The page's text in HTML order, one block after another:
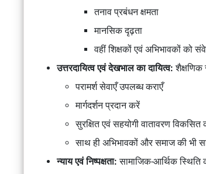
तनाव प्रबंधन क्षमता
मानसिक दृढ़ता
वहीं शिक्षकों एवं अभिभावकों को
उत्तरदायित्व एवं देखभाल का दायित्व:शैक्षणिक
परामर्श सेवाएँ उपलब्ध कराएँ
मार्गदर्शन प्रदान करें
सुरक्षित एवं सहयोगी वातावरण विकसित
साथ ही अभिभावकों और समाज की भी
न्याय एवं निष्पक्षता:सामाजिक-आर्थिक स्थिति